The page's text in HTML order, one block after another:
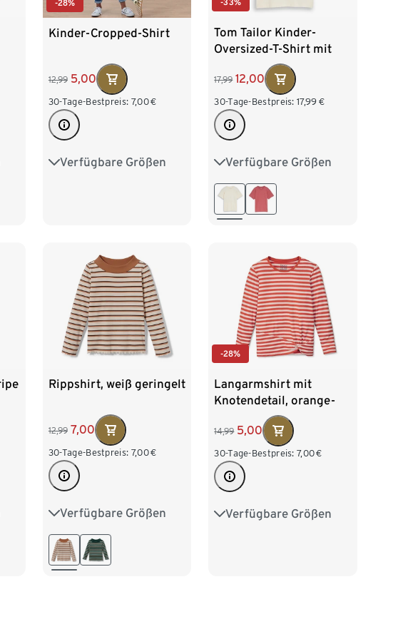
-28%
Kinder-Cropped-Shirt
12,99 5,00
30-Tage-Bestpreis: 7,00€
Verfügbare Größen
122/128 134/140
-33%
Tom Tailor Kinder-
Oversized-T-Shirt mit
Backprint, wool white
17,99 12,00
30-Tage-Bestpreis: 17,99 €
Verfügbare Größen
128 140 152 164
176
Rippshirt, weiß geringelt
12,99 7,00
30-Tage-Bestpreis: 7,00€
Verfügbare Größen
122/128 134/140
146/152
-28%
Langarmshirt mit
Knotendetail, orange-
weiß gestreift
14,99 5,00
30-Tage-Bestpreis: 7,00€
Verfügbare Größen
122/128 134/140